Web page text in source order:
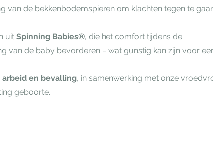
van de bekkenbodemspieren om klachten tegen te
uit Spinning Babies®, die het comfort tijdens de
van de baby bevorderen – wat gunstig kan zijn voor
en bevalling, in samenwerking met onze
geboorte.